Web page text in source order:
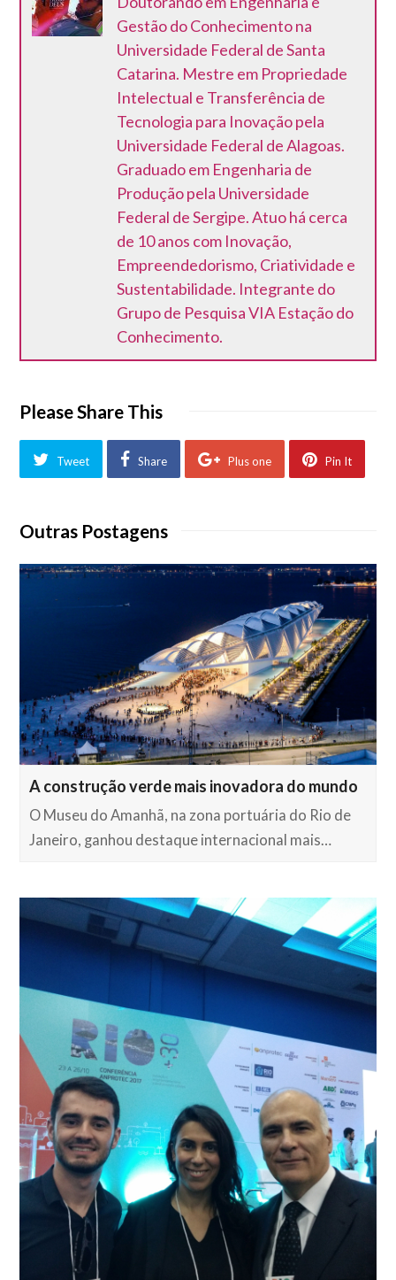
Gestão do Conhecimento na
Universidade Federal de Santa
Catarina. Mestre em Propriedade
Intelectual e Transferência de
Tecnologia para Inovação pela
Universidade Federal de Alagoas.
Graduado em Engenharia de
Produção pela Universidade
Federal de Sergipe. Atuo há cerca
de 10 anos com Inovação,
Empreendedorismo, Criatividade e
Sustentabilidade. Integrante do
Grupo de Pesquisa VIA Estação do
Conhecimento.
Please Share This
Tweet Share Plus one Pin It
Outras Postagens
A construção verde mais inovadora do mundo
O Museu do Amanhã, na zona portuária do Rio de
Janeiro, ganhou destaque internacional mais…